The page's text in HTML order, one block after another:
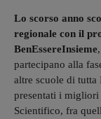
Lo scorso anno
regionale con il
BenEssereInsieme
partecipano alla
altre scuole di tutta
presentati i
Scientifico, fra